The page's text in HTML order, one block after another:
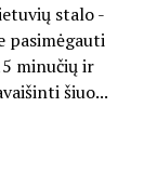
stalo -
pasimėgauti
minučių ir
šiuo...